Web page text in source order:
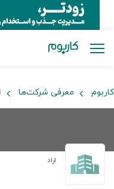
کاربوم معرفی شرکت‌ها
اراد